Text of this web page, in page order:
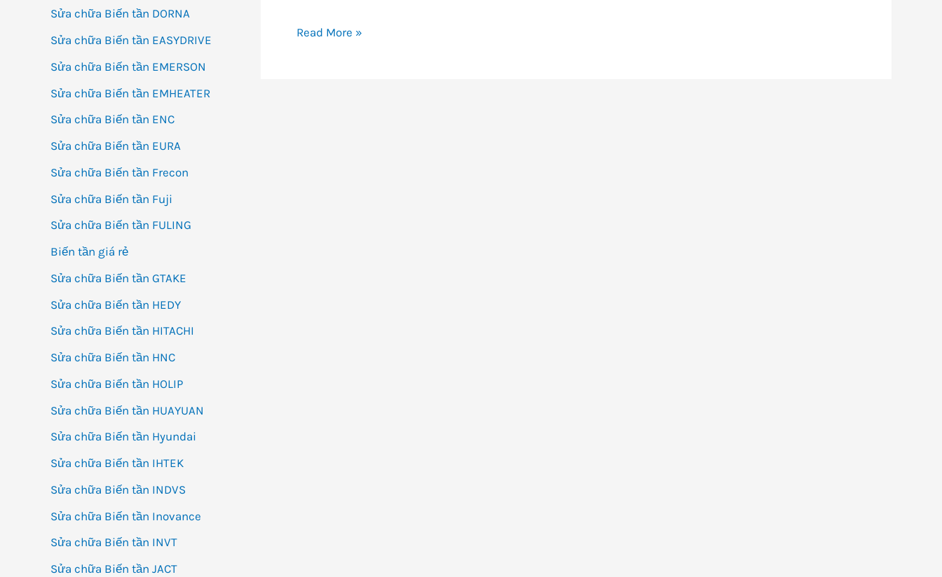
Sửa chữa Biến tần DORNA
Sửa chữa Biến tần EASYDRIVE
Sửa chữa Biến tần EMERSON
Sửa chữa Biến tần EMHEATER
Sửa chữa Biến tần ENC
Sửa chữa Biến tần EURA
Sửa chữa Biến tần Frecon
Sửa chữa Biến tần Fuji
Sửa chữa Biến tần FULING
Biến tần giá rẻ
Sửa chữa Biến tần GTAKE
Sửa chữa Biến tần HEDY
Sửa chữa Biến tần HITACHI
Sửa chữa Biến tần HNC
Sửa chữa Biến tần HOLIP
Sửa chữa Biến tần HUAYUAN
Sửa chữa Biến tần Hyundai
Sửa chữa Biến tần IHTEK
Sửa chữa Biến tần INDVS
Sửa chữa Biến tần Inovance
Sửa chữa Biến tần INVT
Sửa chữa Biến tần JACT
Màn
Read More »